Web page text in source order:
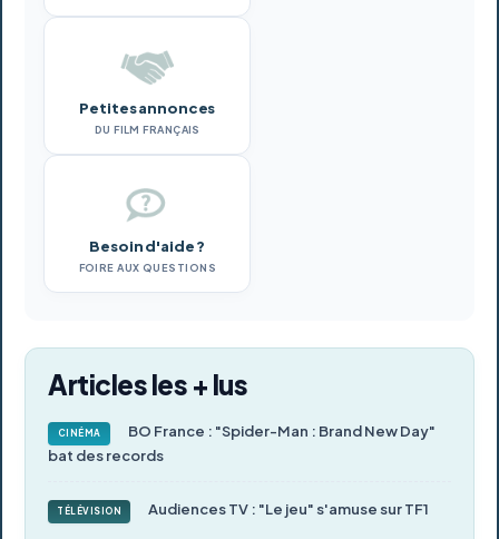
Petites annonces
DU FILM FRANÇAIS
Besoin d'aide ?
FOIRE AUX QUESTIONS
Articles les + lus
CINÉMA
BO France : "Spider-Man : Brand New Day"
bat des records
TÉLÉVISION Audiences TV : "Le jeu" s'amuse sur TF1